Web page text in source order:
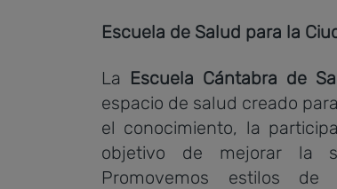
Escuela de Salud para la
La Escuela Cántabra de
espacio de salud creado
el conocimiento, la
objetivo de mejorar la
Promovemos estilos de